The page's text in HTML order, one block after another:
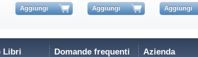
Aggiungi Aggiungi Aggiungi
Libri Domande frequenti Azienda